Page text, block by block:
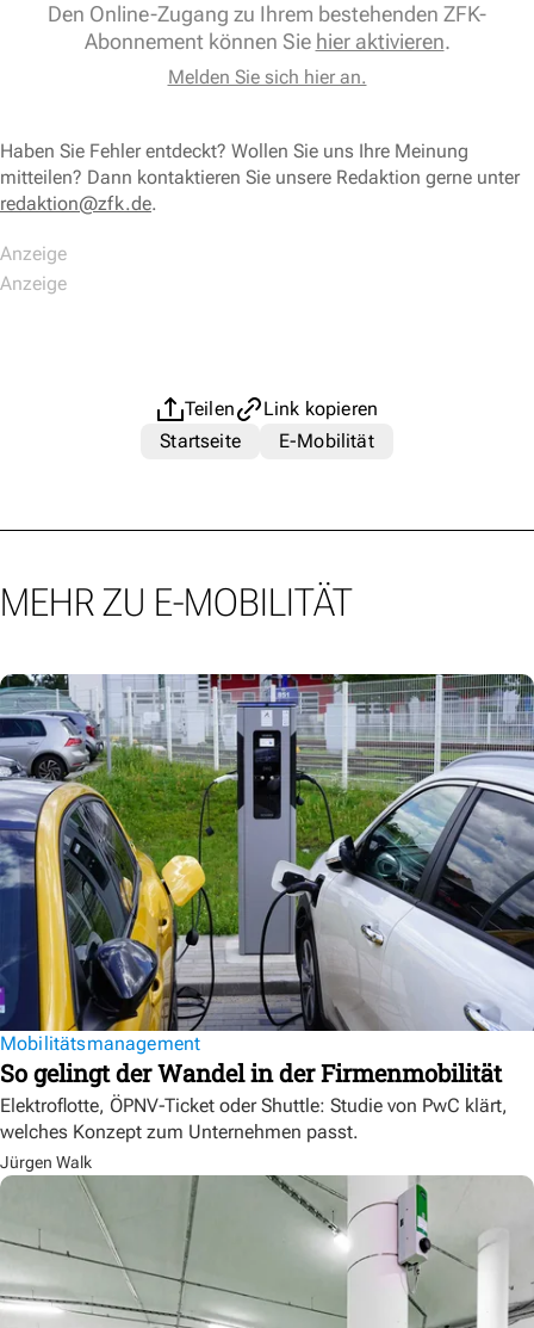
Den Online-Zugang zu Ihrem bestehenden ZFK-
Abonnement können Sie hier aktivieren.
Melden Sie sich hier an.
Haben Sie Fehler entdeckt? Wollen Sie uns Ihre Meinung
mitteilen? Dann kontaktieren Sie unsere Redaktion gerne unter
redaktion@zfk.de.
Teilen
Link kopieren
Startseite
E-Mobilität
MEHR ZU E-MOBILITÄT
Mobilitätsmanagement
So gelingt der Wandel in der Firmenmobilität
Elektroflotte, ÖPNV-Ticket oder Shuttle: Studie von PwC klärt,
welches Konzept zum Unternehmen passt.
Jürgen Walk